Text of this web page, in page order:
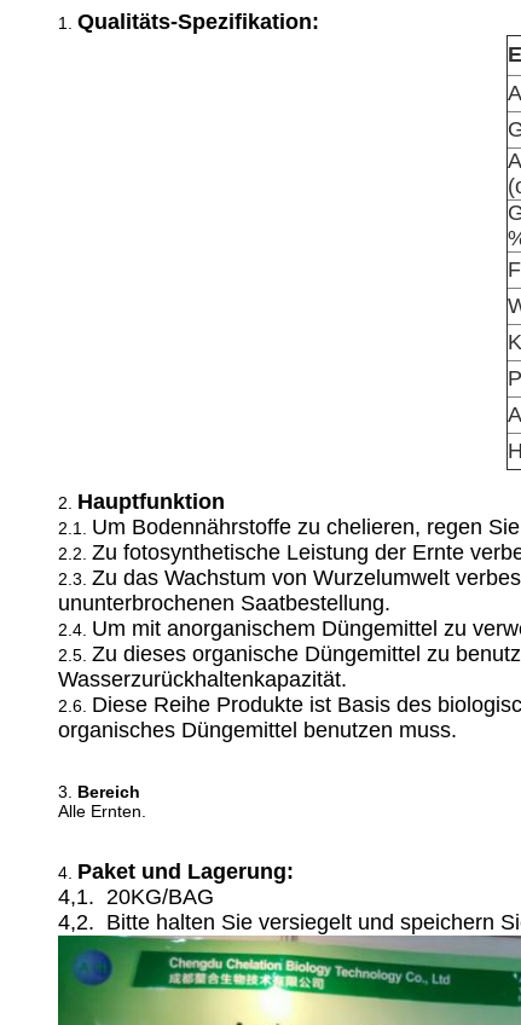
1. Qualitäts-Spezifikation:
2. Hauptfunktion
2.1. Um Bodennährstoffe zu chelieren, regen
2.2. Zu fotosynthetische Leistung der Ernte
2.3. Zu das Wachstum von Wurzelumwelt
ununterbrochenen Saatbestellung.
2.4. Um mit anorganischem Düngemittel zu
2.5. Zu dieses organische Düngemittel zu
Wasserzurückhaltenkapazität.
2.6. Diese Reihe Produkte ist Basis des
organisches Düngemittel benutzen muss.
3. Bereich
Alle Ernten.
4. Paket und Lagerung:
4,1. 20KG/BAG
4,2. Bitte halten Sie versiegelt und speichern